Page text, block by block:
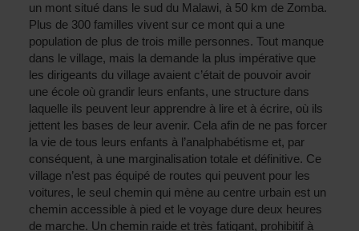
un mont situé dans le sud du Malawi, à 50 km de Zomba.
Plus de 300 familles vivent sur ce mont qui a une
population de plus de trois mille personnes. Tout manque
dans le village, mais la demande la plus impérative que
les dirigeants du village avaient c’était de pouvoir avoir
une école où grandir leurs enfants, une structure dans
laquelle ils peuvent leur apprendre à lire et à écrire, où ils
jettent les bases de leur avenir. Cela afin de ne pas forcer
la vie de tous leurs enfants à l’analphabétisme et, par
conséquent, à une marginalisation totale et définitive. Ce
village n’est pas équipé de routes qui peuvent pour les
voitures, le seul chemin qui mène au centre urbain est un
chemin accessible à pied et le voyage dure deux heures
de marche. Un chemin raide et très fatigant, prohibitif à